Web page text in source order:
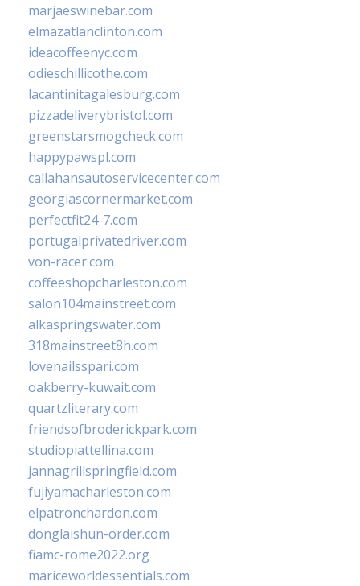
marjaeswinebar.com
elmazatlanclinton.com
ideacoffeenyc.com
odieschillicothe.com
lacantinitagalesburg.com
pizzadeliverybristol.com
greenstarsmogcheck.com
happypawspl.com
callahansautoservicecenter.com
georgiascornermarket.com
perfectfit24-7.com
portugalprivatedriver.com
von-racer.com
coffeeshopcharleston.com
salon104mainstreet.com
alkaspringswater.com
318mainstreet8h.com
lovenailsspari.com
oakberry-kuwait.com
quartzliterary.com
friendsofbroderickpark.com
studiopiattellina.com
jannagrillspringfield.com
fujiyamacharleston.com
elpatronchardon.com
donglaishun-order.com
fiamc-rome2022.org
mariceworldessentials.com